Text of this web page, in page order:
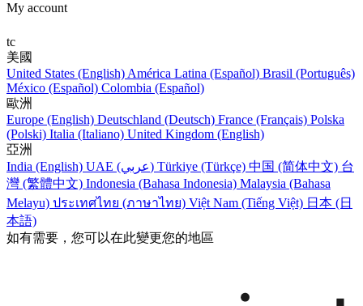
My account
tc
美國
United States (English) América Latina (Español) Brasil (Português)
México (Español) Colombia (Español)
歐洲
Europe (English) Deutschland (Deutsch) France (Français) Polska
(Polski) Italia (Italiano) United Kingdom (English)
亞洲
India (English)
UAE (عربي) Türkiye (Türkçe) 中国 (简体中文) 台
灣 (繁體中文) Indonesia (Bahasa Indonesia) Malaysia (Bahasa
Melayu) ประเทศไทย (ภาษาไทย) Việt Nam (Tiếng Việt) 日本 (日
本語)
如有需要，您可以在此變更您的地區